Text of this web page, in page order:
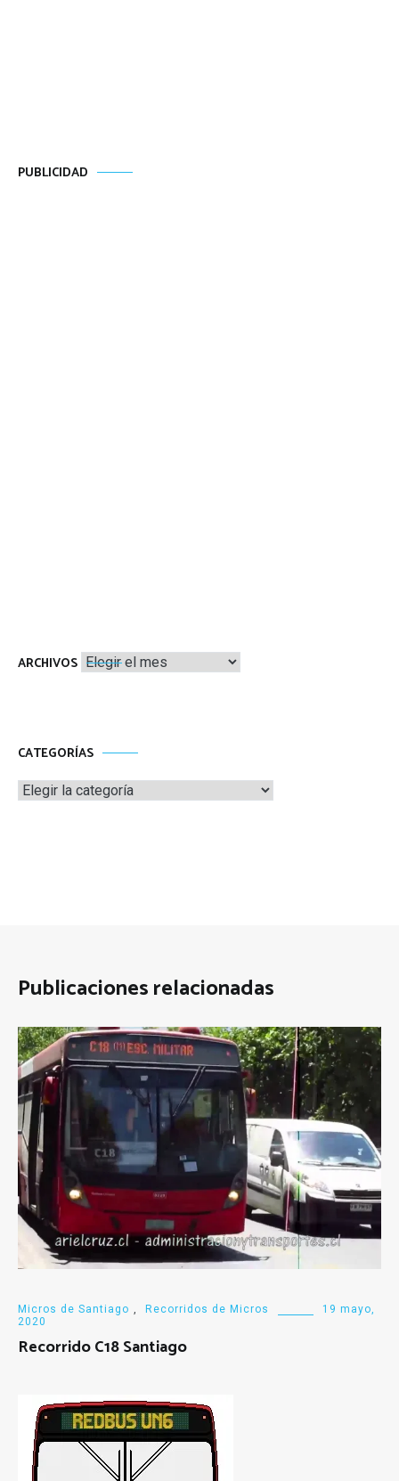
PUBLICIDAD
ARCHIVOS Archivos
CATEGORÍAS
Categorías
Publicaciones relacionadas
Micros de Santiago Recorridos de Micros
19 mayo,
2020
Recorrido C18 Santiago